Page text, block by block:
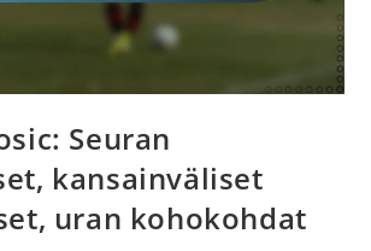
Seuran
kansainväliset
uran kohokohdat